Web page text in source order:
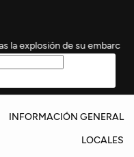
su embarcación
INFORMACIÓN GENERAL
LOCALES